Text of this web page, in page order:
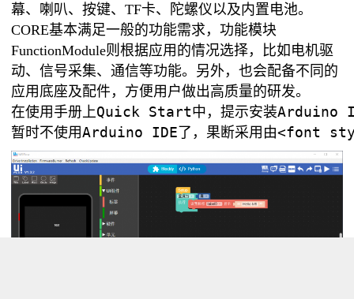
幕、喇叭、按键、TF卡、陀螺仪以及内置电池。
CORE基本满足一般的功能需求，功能模块
FunctionModule则根据应用的情况选择，比如电机驱
动、信号采集、通信等功能。另外，也会配备不同的
应用底座及配件，方便用户做出高质量的研发。
在使用手册上Quick Start中，提示安装Arduino